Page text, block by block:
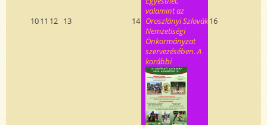
1011 12 13 14
valamint az
Oroszlányi Szlovák
Nemzetiségi
Önkormányzat
szervezésében. A
korábbi
16